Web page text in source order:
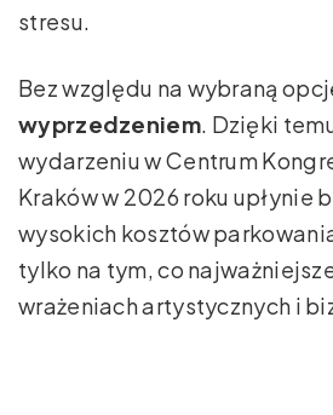
stresu.
Bez względu na wybraną
wyprzedzeniem. Dzięki
wydarzeniu w Centrum
Kraków w 2026 roku upłynie
wysokich kosztów
tylko na tym, co
wrażeniach artystycznych i